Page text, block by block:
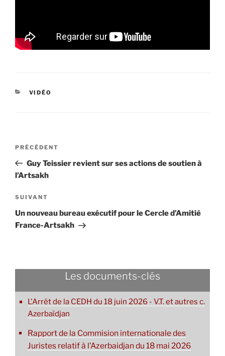
CATÉGORIES
VIDÉO
Navigation
l’article
Article
précédent
PRÉCÉDENT
Guy Teissier revient sur ses actions de soutien à
l’Artsakh
Article
suivant
SUIVANT
Un nouveau bureau exécutif pour le Cercle d’Amitié
France-Artsakh
Les documents-clés
L'Arrêt de la CEDH du 18 juin 2026 - V.T. et autres c.
Azerbaïdjan
Rapport de la Commision internationale des
Juristes relatif à l'Azerbaidjan du 18 mai 2026